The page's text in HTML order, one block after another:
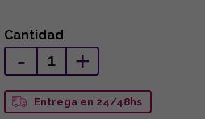
Cantidad
- +
Entrega en 24/48hs